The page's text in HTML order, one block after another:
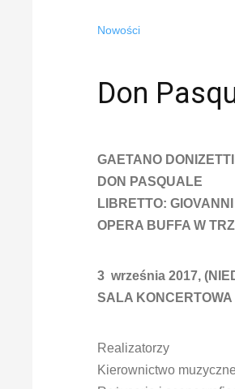
Nowości
Don
GAETANO DONIZETTI
DON PASQUALE
LIBRETTO: GIOVANNI
OPERA BUFFA W
3 września 2017,
SALA
Realizatorzy
Kierownictwo